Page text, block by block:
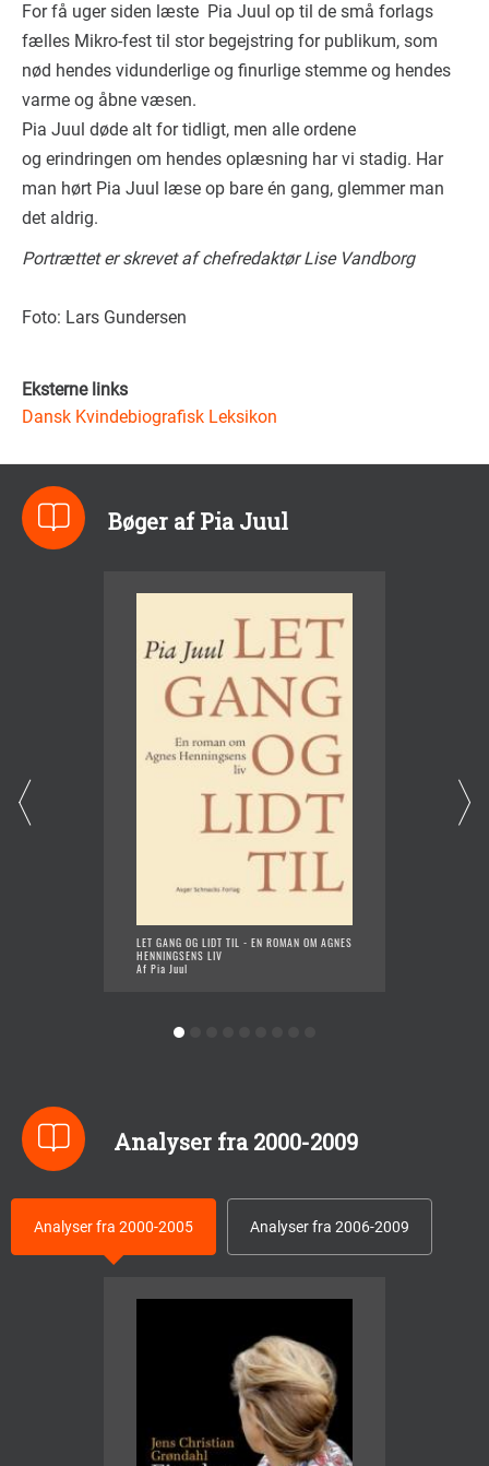
For få uger siden læste Pia Juul op til de små forlags
fælles Mikro-fest til stor begejstring for publikum, som
nød hendes vidunderlige og finurlige stemme og hendes
varme og åbne væsen.
Pia Juul døde alt for tidligt, men alle ordene
og erindringen om hendes oplæsning har vi stadig. Har
man hørt Pia Juul læse op bare én gang, glemmer man
det aldrig.
Portrættet er skrevet af chefredaktør Lise Vandborg
Foto: Lars Gundersen
Eksterne links
Dansk Kvindebiografisk Leksikon
Bøger af Pia Juul
LET GANG OG LIDT TIL - EN ROMAN OM AGNES
HENNINGSENS LIV
Af Pia Juul
Analyser fra 2000-2009
Analyser fra 2000-2005 Analyser fra 2006-2009